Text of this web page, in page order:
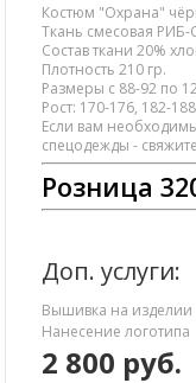
Костюм "Охрана"
Ткань смесовая
Состав ткани 20%
Плотность 210 гр.
Размеры с 88-92 по
Рост: 170-176, 182-188
Если вам
спецодежды -
Розница
Доп. услуги:
Вышивка на изделии
Нанесение логотипа
2 800 руб.